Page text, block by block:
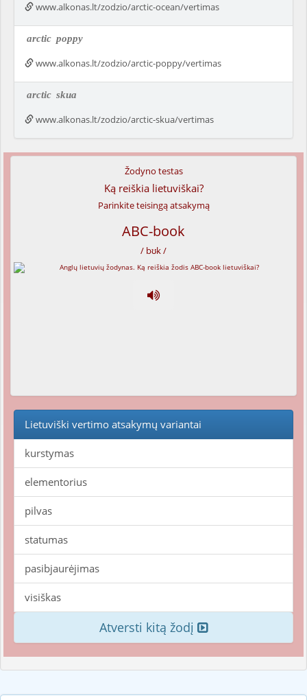
www.alkonas.lt/zodzio/arctic-ocean/vertimas
arctic poppy
www.alkonas.lt/zodzio/arctic-poppy/vertimas
arctic skua
www.alkonas.lt/zodzio/arctic-skua/vertimas
Žodyno testas
Ką reiškia lietuviškai?
Parinkite teisingą atsakymą
ABC-book
/ bʊk /
Lietuviški vertimo atsakymų variantai
kurstymas
elementorius
pilvas
statumas
pasibjaurėjimas
visiškas
Atversti kitą žodį